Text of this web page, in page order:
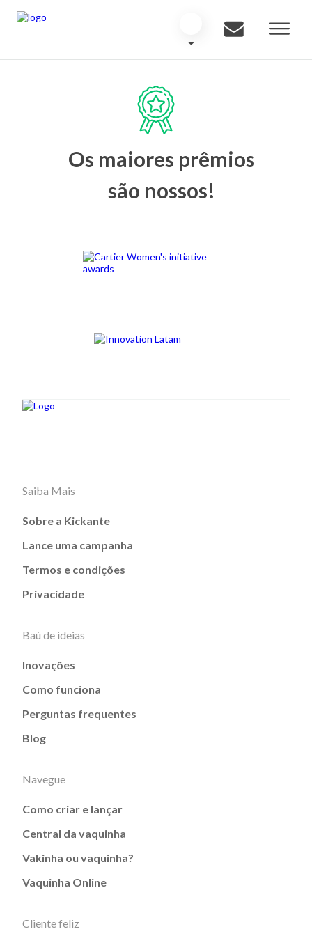
Os maiores prêmios
são nossos!
Saiba Mais
Sobre a Kickante
Lance uma campanha
Termos e condições
Privacidade
Baú de ideias
Inovações
Como funciona
Perguntas frequentes
Blog
Navegue
Como criar e lançar
Central da vaquinha
Vakinha ou vaquinha?
Vaquinha Online
Cliente feliz